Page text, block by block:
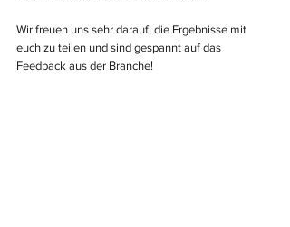
Wir freuen uns sehr darauf, die Ergebnisse mit
euch zu teilen und sind gespannt auf das
Feedback aus der Branche!